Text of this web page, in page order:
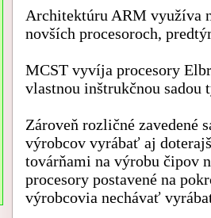
Architektúru ARM využíva
novších procesoroch,
MCST vyvíja procesory
vlastnou inštrukčnou
Zároveň rozličné zavedené
výrobcov vyrábať aj
továrňami na výrobu čipov
procesory postavené na
výrobcovia nechávať